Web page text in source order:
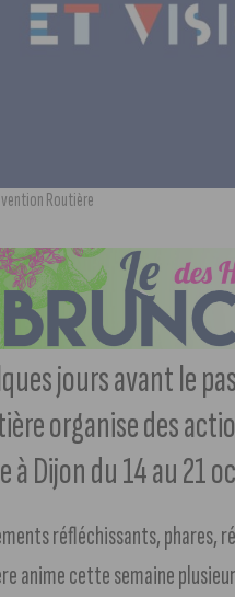
Routière
jours avant le
organise des
à Dijon du 14 au 21
réfléchissants, phares,
anime cette semaine